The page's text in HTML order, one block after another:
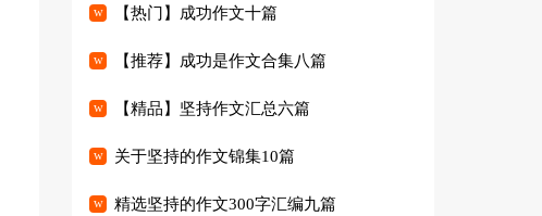
【热门】成功作文十篇
【推荐】成功是作文合集八篇
【精品】坚持作文汇总六篇
关于坚持的作文锦集10篇
精选坚持的作文300字汇编九篇